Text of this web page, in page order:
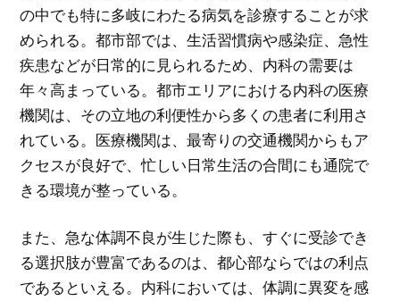
の中でも特に多岐にわたる病気を診療することが求
められる。都市部では、生活習慣病や感染症、急性
疾患などが日常的に見られるため、内科の需要は
年々高まっている。都市エリアにおける内科の医療
機関は、その立地の利便性から多くの患者に利用さ
れている。医療機関は、最寄りの交通機関からもア
クセスが良好で、忙しい日常生活の合間にも通院で
きる環境が整っている。
また、急な体調不良が生じた際も、すぐに受診でき
る選択肢が豊富であるのは、都心部ならではの利点
であるといえる。内科においては、体調に異変を感